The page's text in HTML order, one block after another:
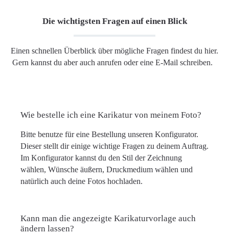
Die wichtigsten Fragen auf einen Blick
Einen schnellen Überblick über mögliche Fragen findest du hier.
Gern kannst du aber auch anrufen oder eine E-Mail schreiben.
Wie bestelle ich eine Karikatur von meinem Foto?
Bitte benutze für eine Bestellung unseren Konfigurator.
Dieser stellt dir einige wichtige Fragen zu deinem Auftrag.
Im Konfigurator kannst du den Stil der Zeichnung
wählen, Wünsche äußern, Druckmedium wählen und
natürlich auch deine Fotos hochladen.
Kann man die angezeigte Karikaturvorlage auch
ändern lassen?